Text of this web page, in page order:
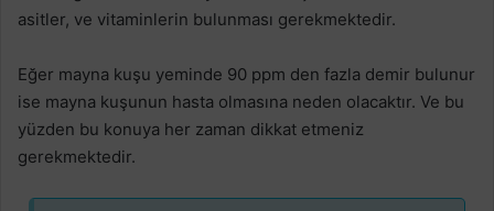
asitler, ve vitaminlerin bulunması gerekmektedir.
Eğer mayna kuşu yeminde 90 ppm den fazla demir bulunur
ise mayna kuşunun hasta olmasına neden olacaktır. Ve bu
yüzden bu konuya her zaman dikkat etmeniz
gerekmektedir.